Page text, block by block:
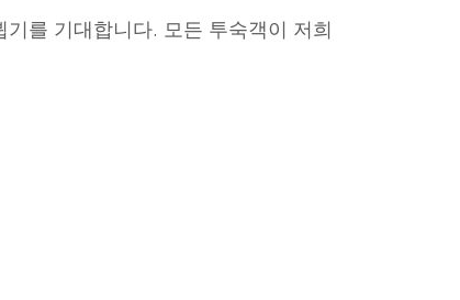
를 기대합니다. 모든 투숙객이 저희